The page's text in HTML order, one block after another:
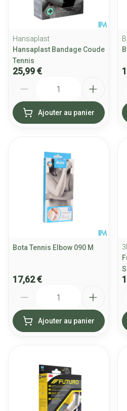
Hansaplast
Hansaplast Bandage Coude
Tennis
25,99 €
Ajouter au panier
Bota Tennis Elbow 090 M
17,62 €
Ajouter au panier